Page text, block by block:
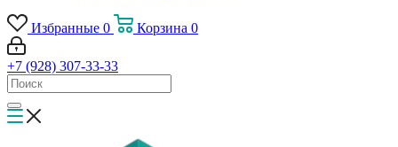
Избранные 0 Корзина 0
+7 (928) 307-33-33